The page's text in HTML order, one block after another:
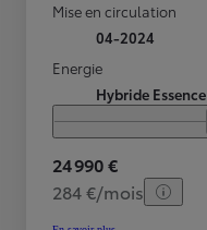
Mise en circulation
04-2024
Energie
Hybride Essence
24 990 €
284 €/mois